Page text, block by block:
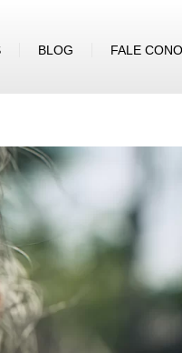
BLOG FALE